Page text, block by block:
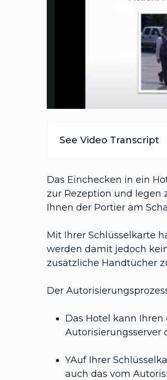
See Video Transcript
Das Einchecken in ein
zur Rezeption und legen
Ihnen der Portier am
Mit Ihrer Schlüsselkarte
werden damit jedoch
zusätzliche Handtücher
Der
Das Hotel kann
Autorisierungsserver
YAuf Ihrer
auch das vom